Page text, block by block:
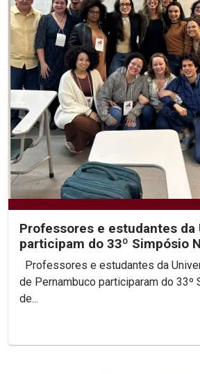
Professores e estudantes da
participam do 33º Simpósio
História da ANPUH
de Pernambuco participaram do 33º
de...